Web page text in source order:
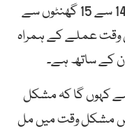
مرتضیٰ وہاب نے کہا کہ عملہ گزشتہ 14 سے 15 گھنٹوں سے
وقت عملے کے ہمراہ
کے ساتھ ہے۔
سے کہوں گا کہ مشکل
مشکل وقت میں مل